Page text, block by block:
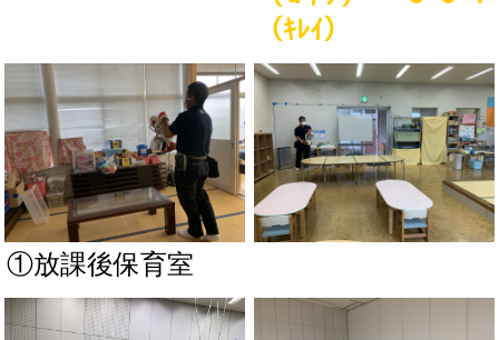
（ｷﾚｲ）
①放課後保育室